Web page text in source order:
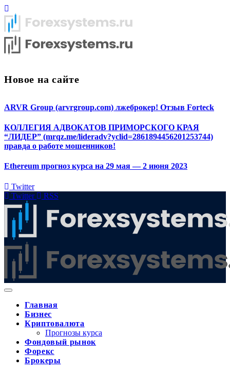
Новое на сайте
ARVR Group (arvrgroup.com) лжеброкер! Отзыв Forteck
КОЛЛЕГИЯ АДВОКАТОВ ПРИМОРСКОГО КРАЯ
“ЛИДЕР” (mrqz.me/lideradv?yclid=2861894456201253744)
правда о работе мошенников!
Ethereum прогноз курса на 29 мая — 2 июня 2023
Twitter
Twitter
RSS
Главная
Бизнес
Криптовалюта
Прогнозы курса
Фондовый рынок
Форекс
Брокеры